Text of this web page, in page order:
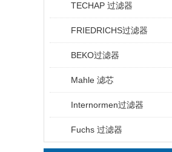
TECHAP 过滤器
FRIEDRICHS过滤器
BEKO过滤器
Mahle 滤芯
Internormen过滤器
Fuchs 过滤器